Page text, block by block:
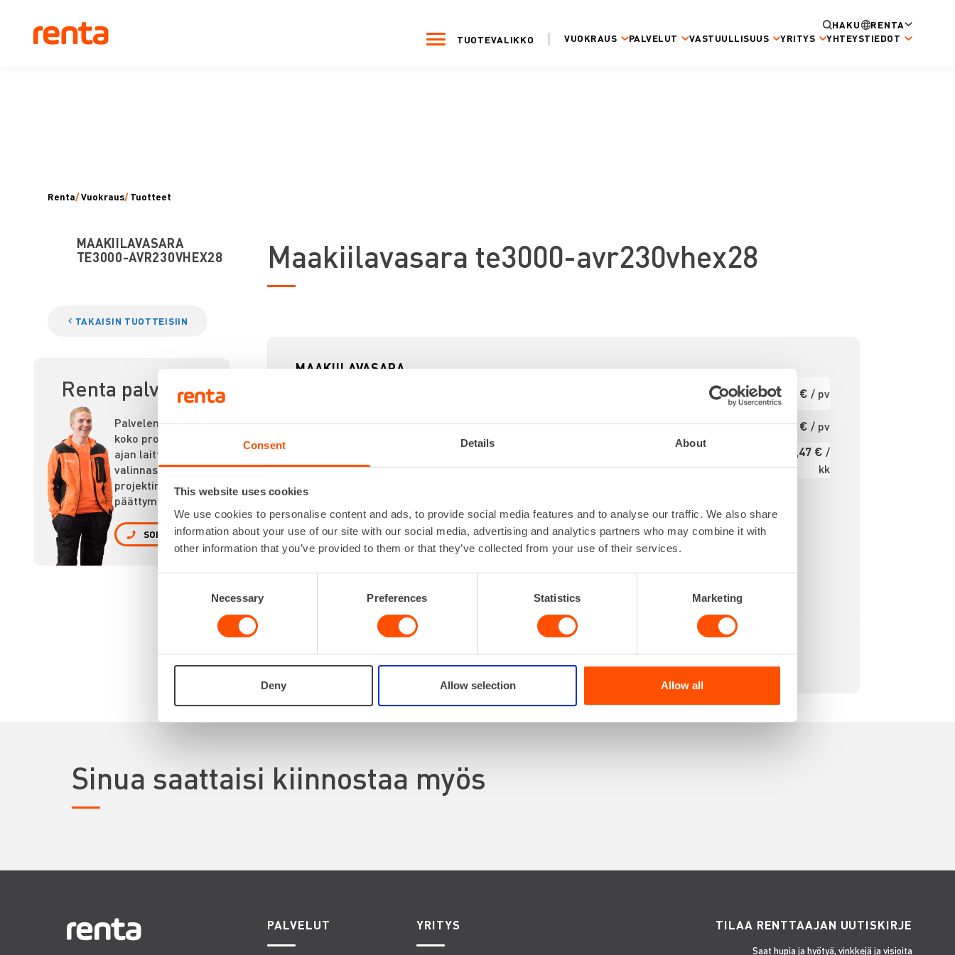
Consent Details About
This website uses cookies
We use cookies to personalise content and ads, to provide social media features and to analyse our traffic. We also share
information about your use of our site with our social media, advertising and analytics partners who may combine it with
other information that you’ve provided to them or that they’ve collected from your use of their services.
Necessary Preferences Statistics Marketing
Deny Allow selection Allow all
HAKU
RENTA
TUOTEVALIKKO
VUOKRAUS PALVELUT VASTUULLISUUS YRITYS YHTEYSTIEDOT
Renta/Vuokraus/ Tuotteet
MAAKIILAVASARA
TE3000-AVR230VHEX28
TAKAISIN TUOTTEISIIN
Renta palvelee
Palvelemme
koko prosessin
ajan laitteiden
valinnasta
projektin
päättymiseen.
SOITA
Maakiilavasara te3000-avr230vhex28
MAAKIILAVASARA
Kiinnitys
Ottoteho
2000 W
Ensimmäinen
57,89 € / pv
46,31 € / pv
693,47 € /
kk
VUOKRAA
Sinua saattaisi kiinnostaa myös
PALVELUT YRITYS TILAA RENTTAAJAN UUTISKIRJE
Saat hupia ja hyötyä, vinkkejä ja visioita